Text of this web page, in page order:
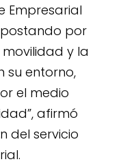
Empresarial
por
y la
su entorno,
el medio
afirmó
del servicio